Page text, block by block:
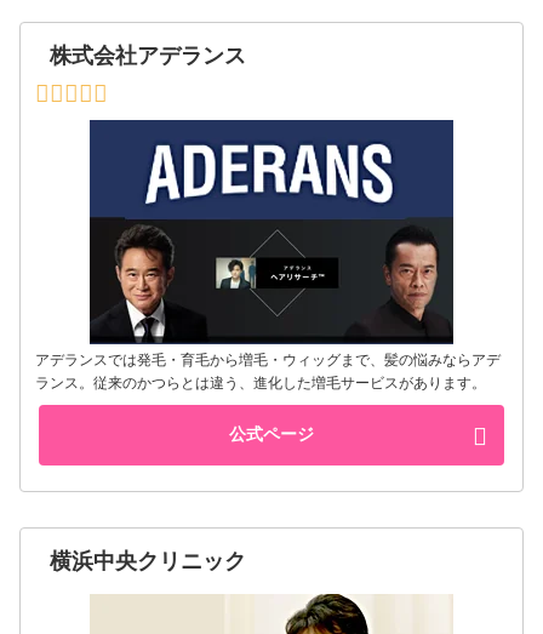
株式会社アデランス
アデランスでは発毛・育毛から増毛・ウィッグまで、髪の悩みならアデ
ランス。従来のかつらとは違う、進化した増毛サービスがあります。
公式ページ
横浜中央クリニック